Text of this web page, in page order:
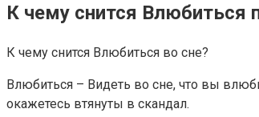
К чему снится Влюбиться
К чему снится Влюбиться во сне?
Влюбиться – Видеть во сне, что вы
окажетесь втянуты в скандал.